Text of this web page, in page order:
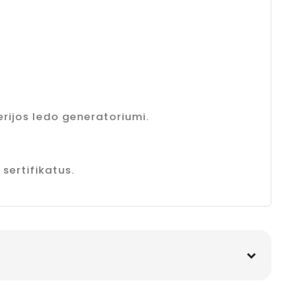
ledo generatoriumi.
sertifikatus.